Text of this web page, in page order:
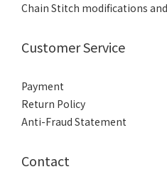
Chain Stitch modifications
Customer Service
Payment
Return Policy
Anti-Fraud Statement
Contact